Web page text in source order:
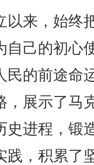
来，始终
自己的初心
民的前途命
，展示了马
史进程，锻
践，积累了